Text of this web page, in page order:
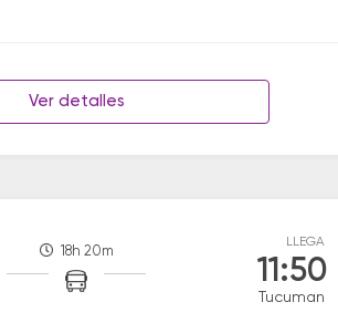
Ver detalles
18h 20m
LLEGA
11:50
Tucuman